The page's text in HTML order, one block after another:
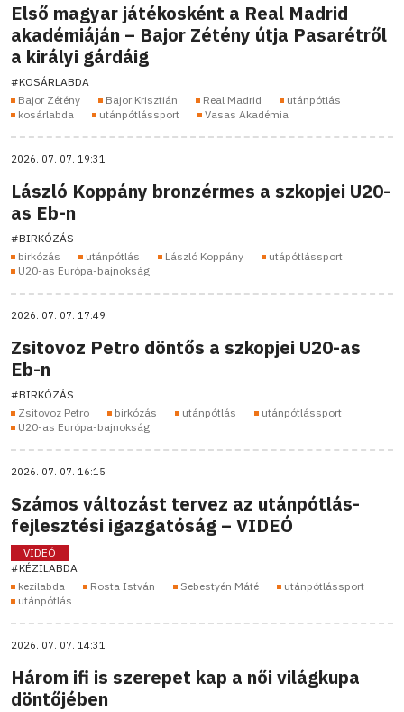
Első magyar játékosként a Real Madrid
akadémiáján – Bajor Zétény útja Pasarétről
a királyi gárdáig
#KOSÁRLABDA
Bajor Zétény
Bajor Krisztián Real Madrid
utánpótlás
kosárlabda
utánpótlássport Vasas Akadémia
2026. 07. 07. 19:31
László Koppány bronzérmes a szkopjei U20-
as Eb-n
#BIRKÓZÁS
birkózás
utánpótlás László Koppány
utápótlássport
U20-as Európa-bajnokság
2026. 07. 07. 17:49
Zsitovoz Petro döntős a szkopjei U20-as
Eb-n
#BIRKÓZÁS
Zsitovoz Petro
birkózás utánpótlás
utánpótlássport
U20-as Európa-bajnokság
2026. 07. 07. 16:15
Számos változást tervez az utánpótlás-
fejlesztési igazgatóság – VIDEÓ
VIDEÓ
#KÉZILABDA
kezilabda
Rosta István Sebestyén Máté
utánpótlássport
utánpótlás
2026. 07. 07. 14:31
Három ifi is szerepet kap a női világkupa
döntőjében